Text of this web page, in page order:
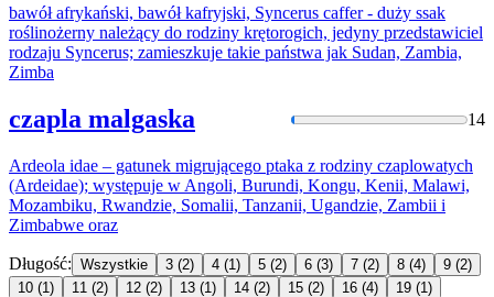
bawół afrykański, bawół kafryjski, Syncerus caffer - duży ssak
roślinożerny należący do rodziny krętorogich, jedyny przedstawiciel
rodzaju Syncerus; zamieszkuje takie państwa jak Sudan, Zambia,
Zimba
czapla malgaska 14
Ardeola idae – gatunek migrującego ptaka z rodziny czaplowatych
(Ardeidae); występuje w Angoli, Burundi, Kongu, Kenii, Malawi,
Mozambiku, Rwandzie, Somalii, Tanzanii, Ugandzie, Zambii i
Zimbabwe oraz
Długość: Wszystkie 3 (2) 4 (1) 5 (2) 6 (3) 7 (2) 8 (4) 9 (2)
10 (1) 11 (2) 12 (2) 13 (1) 14 (2) 15 (2) 16 (4) 19 (1)